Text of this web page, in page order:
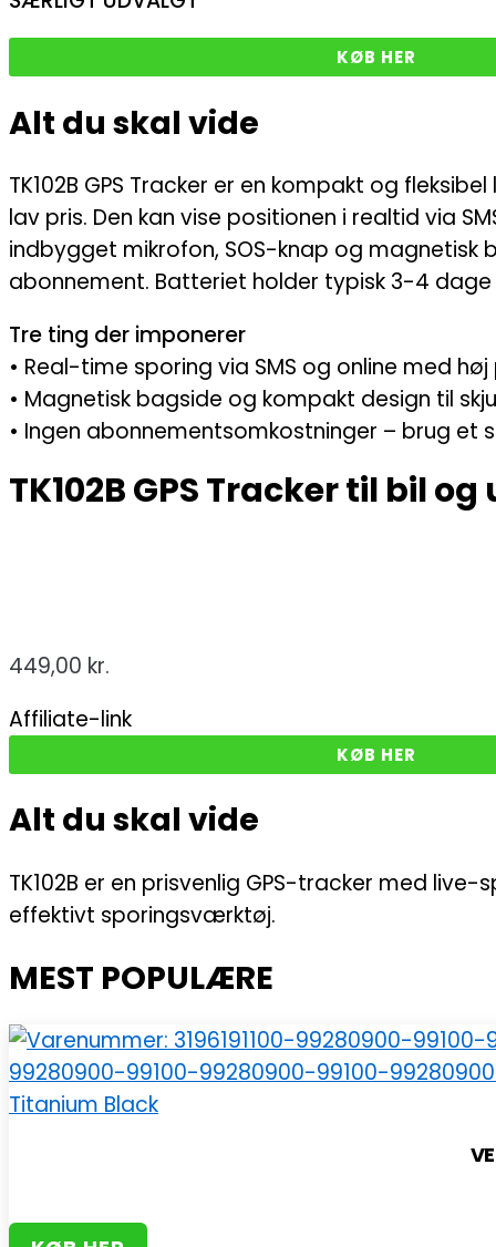
KØB HER
Alt du skal vide
TK102B GPS Tracker er en kompakt og
lav pris. Den kan vise positionen i realtid via
indbygget mikrofon, SOS-knap og magnetisk
abonnement. Batteriet holder typisk 3-4
Tre ting der imponerer
• Real-time sporing via SMS og online med
• Magnetisk bagside og kompakt design til
• Ingen abonnementsomkostninger – brug et
TK102B GPS Tracker til bil
449,00 kr.
Affiliate-link
KØB HER
Alt du skal vide
TK102B er en prisvenlig GPS-tracker med
effektivt sporingsværktøj.
MEST POPULÆRE